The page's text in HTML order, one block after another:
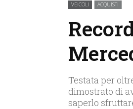
VEICOLI ACQUISTI
Testata per
dimostrato di
saperlo